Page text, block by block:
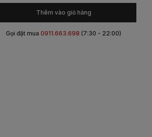
Thêm vào giỏ hàng
Gọi đặt mua0911.663.698 (7:30 - 22:00)